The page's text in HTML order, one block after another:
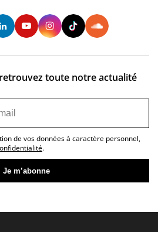
TwitterFacebookLinkedInYoutubeInstagram
toute notre actualité
de vos données à caractère personnel,
.